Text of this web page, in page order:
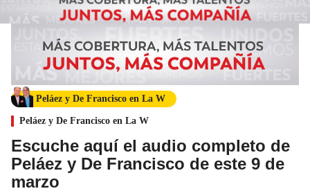
Peláez y De Francisco en La W
Peláez y De Francisco en La W
Escuche aquí el audio completo de
Peláez y De Francisco de este 9 de
marzo